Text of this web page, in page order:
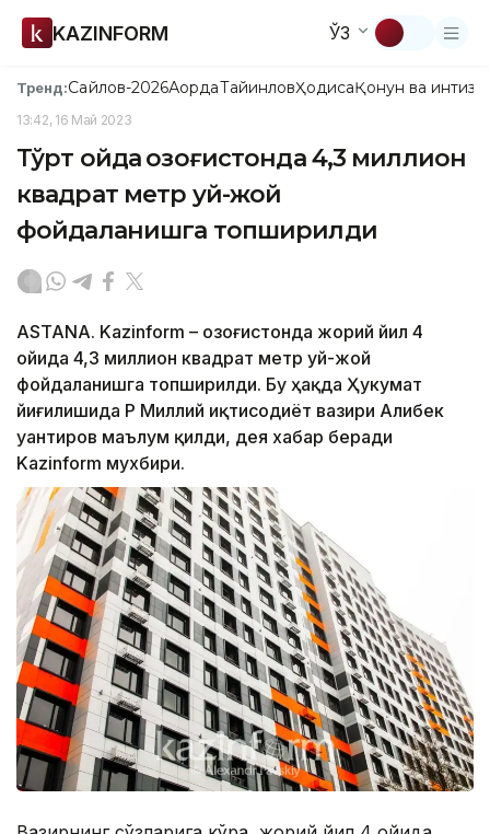
KAZINFORM ЎЗ
Тренд:Сайлов-2026АқордаТайинловҲодисаҚонун ва
13:42, 16 Май 2023
Тўрт ойда Қозоғистонда 4,3 миллион
квадрат метр уй-жой
фойдаланишга топширилди
ASTANA. Kazinform – Қозоғистонда жорий йил 4
ойида 4,3 миллион квадрат метр уй-жой
фойдаланишга топширилди. Бу ҳақда Ҳукумат
йиғилишида ҚР Миллий иқтисодиёт вазири Алибек
Қуантиров маълум қилди, дея хабар беради
Kazinform мухбири.